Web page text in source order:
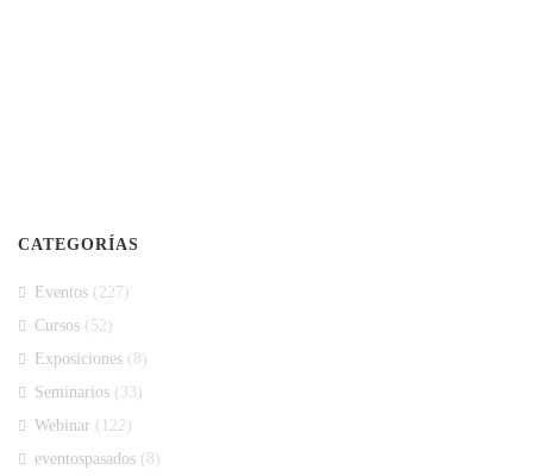
CATEGORÍAS
Eventos (227)
Cursos (52)
Exposiciones (8)
Seminarios (33)
Webinar (122)
eventospasados (8)